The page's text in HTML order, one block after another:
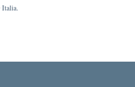
Italia.